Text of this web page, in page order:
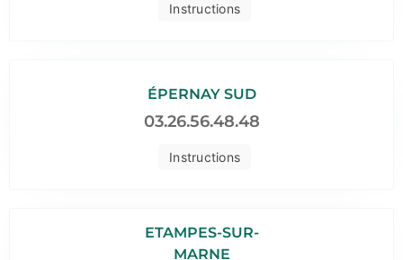
Instructions
Instructions
ÉPERNAY SUD
03.26.56.48.48
ETAMPES-SUR-
MARNE